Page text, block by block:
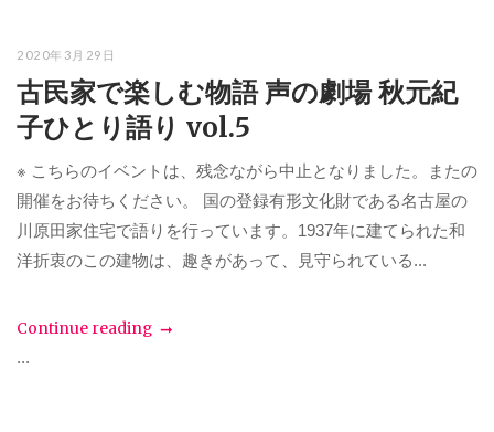
2020年3月29日
古民家で楽しむ物語 声の劇場 秋元紀
子ひとり語り vol.5
※ こちらのイベントは、残念ながら中止となりました。またの
開催をお待ちください。 国の登録有形文化財である名古屋の
川原田家住宅で語りを行っています。1937年に建てられた和
洋折衷のこの建物は、趣きがあって、見守られている...
Continue reading
...